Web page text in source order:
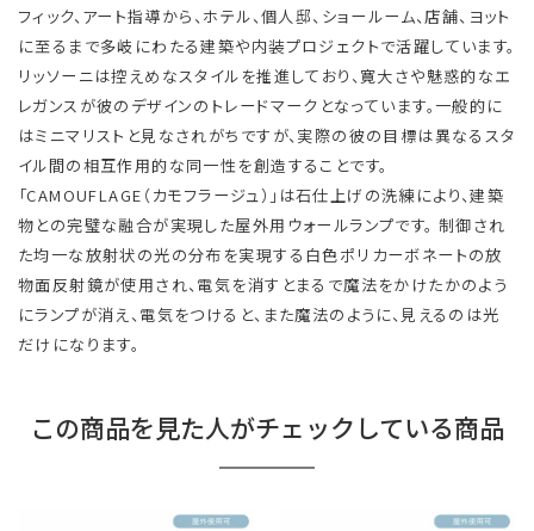
フィック、アート指導から、ホテル、個人邸、ショールーム、店舗、ヨット
に至るまで多岐にわたる建築や内装プロジェクトで活躍しています。
リッソーニは控えめなスタイルを推進しており、寛大さや魅惑的なエ
レガンスが彼のデザインのトレードマークとなっています。一般的に
はミニマリストと見なされがちですが、実際の彼の目標は異なるスタ
イル間の相互作用的な同一性を創造することです。
「CAMOUFLAGE（カモフラージュ）」は石仕上げの洗練により、建築
物との完璧な融合が実現した屋外用ウォールランプです。 制御され
た均一な放射状の光の分布を実現する白色ポリカーボネートの放
物面反射鏡が使用され、電気を消すとまるで魔法をかけたかのよう
にランプが消え、電気をつけると、また魔法のように、見えるのは光
だけになります。
この商品を見た人がチェックしている商品